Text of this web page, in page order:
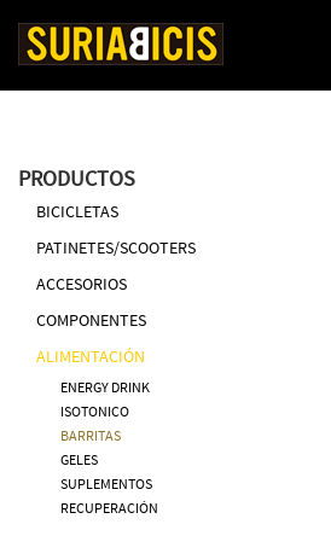
PRODUCTOS
BICICLETAS
PATINETES/SCOOTERS
ACCESORIOS
COMPONENTES
ALIMENTACIÓN
ENERGY DRINK
ISOTONICO
BARRITAS
GELES
SUPLEMENTOS
RECUPERACIÓN